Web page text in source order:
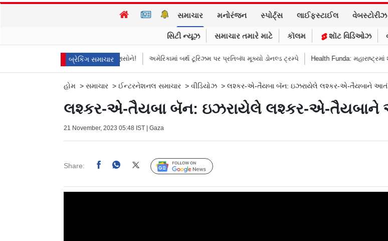
સમાચાર મનોરંજન સ્પોર્ટ્સ લાઈફસ્ટાઈલ વેબસ્ટોરીઝ
સિટી ન્યૂઝ સમાચાર તમારે માટે કૉલમ શૉટ વિડિઓઝ
બ્રેકિંગ સમાચાર
માની ગયા મરદ માણસોને! અમેરિકામાં બર્થ ટૂરિઝમ પર પ્રતિબંધ મૂક્યો ડોનલ્ડ ટ્રમ્પે Health Funda: મહારાષ્ટ્રમાં શાળાની
હોમ > સમાચાર > ઈન્ટરનેશનલ સમાચાર > વીડિયોઝ > લશ્કર-એ-તૈયબા બૅન: ઇઝરાયેલે લશ્કર-એ-તૈયબાને
લશ્કર-એ-તૈયબા બૅન: ઇઝરાયેલે લશ્કર-એ-તૈયબાને
21 November, 2023 05:48 IST | Gaza
Share: Follow Us